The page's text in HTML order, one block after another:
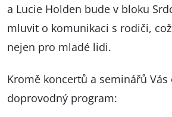
a Lucie Holden bude v bloku
mluvit o komunikaci s rodiči,
nejen pro mladé lidi.
Kromě koncertů a seminářů Vás
doprovodný program: